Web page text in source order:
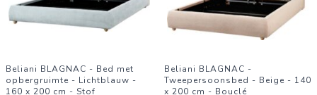
Beliani BLAGNAC - Bed met
opbergruimte - Lichtblauw -
160 x 200 cm - Stof
Beliani BLAGNAC -
Tweepersoonsbed - Beige - 140
x 200 cm - Bouclé